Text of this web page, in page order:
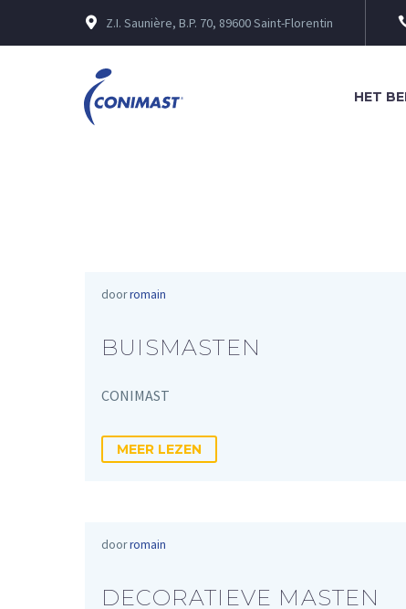

 Z.I. Saunière, B.P. 70, 89600 Saint-Florentin
HET
doorromain
BUISMASTEN
CONIMAST
MEER LEZEN
doorromain
DECORATIEVE MASTEN